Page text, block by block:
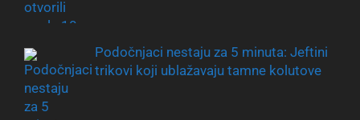
Podočnjaci nestaju za 5 minuta: Jeftini
trikovi koji ublažavaju tamne kolutove